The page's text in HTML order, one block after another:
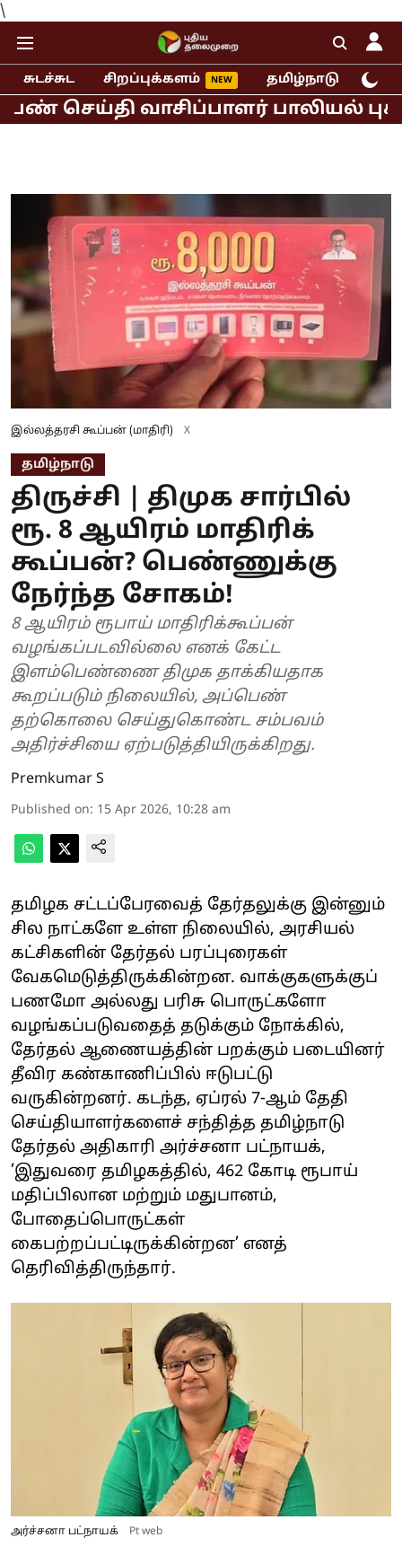
\
சுடச்சுட சிறப்புக்களம் தமிழ்நாடு
வாசிப்பாளர் பாலியல் புகார்!
இல்லத்தரசி கூப்பன் (மாதிரி) X
தமிழ்நாடு
திருச்சி | திமுக சார்பில்
ரூ. 8 ஆயிரம் மாதிரிக்
கூப்பன்? பெண்ணுக்கு
நேர்ந்த சோகம்!
8 ஆயிரம் ரூபாய் மாதிரிக்கூப்பன்
வழங்கப்படவில்லை எனக் கேட்ட
இளம்பெண்ணை திமுக தாக்கியதாக
கூறப்படும் நிலையில், அப்பெண்
தற்கொலை செய்துகொண்ட சம்பவம்
அதிர்ச்சியை ஏற்படுத்தியிருக்கிறது.
Premkumar S
Published on: 15 Apr 2026, 10:28 am
தமிழக சட்டப்பேரவைத் தேர்தலுக்கு இன்னும்
சில நாட்களே உள்ள நிலையில், அரசியல்
கட்சிகளின் தேர்தல் பரப்புரைகள்
வேகமெடுத்திருக்கின்றன. வாக்குகளுக்குப்
பணமோ அல்லது பரிசு பொருட்களோ
வழங்கப்படுவதைத் தடுக்கும் நோக்கில்,
தேர்தல் ஆணையத்தின் பறக்கும் படையினர்
தீவிர கண்காணிப்பில் ஈடுபட்டு
வருகின்றனர். கடந்த, ஏப்ரல் 7-ஆம் தேதி
செய்தியாளர்களைச் சந்தித்த தமிழ்நாடு
தேர்தல் அதிகாரி அர்ச்சனா பட்நாயக்,
’இதுவரை தமிழகத்தில், 462 கோடி ரூபாய்
மதிப்பிலான மற்றும் மதுபானம்,
போதைப்பொருட்கள்
கைபற்றப்பட்டிருக்கின்றன’ எனத்
தெரிவித்திருந்தார்.
அர்ச்சனா பட்நாயக் Pt web